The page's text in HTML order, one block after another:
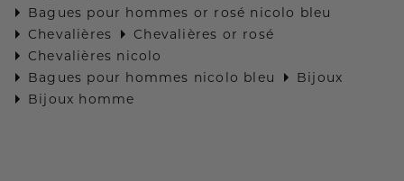
Bagues pour hommes or rosé nicolo bleu
Chevalières
Chevalières or rosé
Chevalières nicolo
Bagues pour hommes nicolo bleu
Bijoux
Bijoux homme